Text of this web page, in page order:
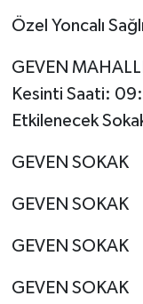
Özel Yoncalı
GEVEN
Kesinti Saati:
Etkilenecek
GEVEN SOKAK
GEVEN SOKAK
GEVEN SOKAK
GEVEN SOKAK